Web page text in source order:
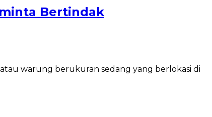
Bertindak
warung berukuran sedang yang berlokasi di